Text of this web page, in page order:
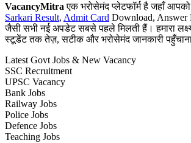
VacancyMitra एक भरोसेमंद प्लेटफॉर्म है जहाँ
Sarkari Result, Admit Card Download,
जैसी सभी नई अपडेट सबसे पहले मिलती हैं। हमारा
स्टूडेंट तक तेज़, सटीक और भरोसेमंद जानकारी
Latest Govt Jobs & New Vacancy
SSC Recruitment
UPSC Vacancy
Bank Jobs
Railway Jobs
Police Jobs
Defence Jobs
Teaching Jobs